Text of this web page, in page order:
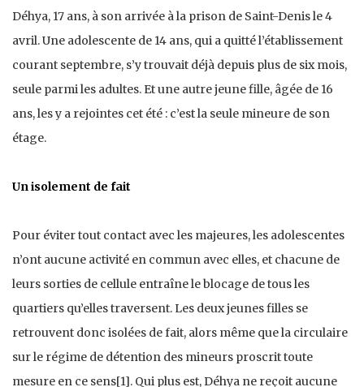
Déhya, 17 ans, à son arrivée à la prison de Saint-Denis le 4
avril. Une adolescente de 14 ans, qui a quitté l’établissement
courant septembre, s’y trouvait déjà depuis plus de six mois,
seule parmi les adultes. Et une autre jeune fille, âgée de 16
ans, les y a rejointes cet été : c’est la seule mineure de son
étage.
Un isolement de fait
Pour éviter tout contact avec les majeures, les adolescentes
n’ont aucune activité en commun avec elles, et chacune de
leurs sorties de cellule entraîne le blocage de tous les
quartiers qu’elles traversent. Les deux jeunes filles se
retrouvent donc isolées de fait, alors même que la circulaire
sur le régime de détention des mineurs proscrit toute
mesure en ce sens[1]. Qui plus est, Déhya ne reçoit aucune